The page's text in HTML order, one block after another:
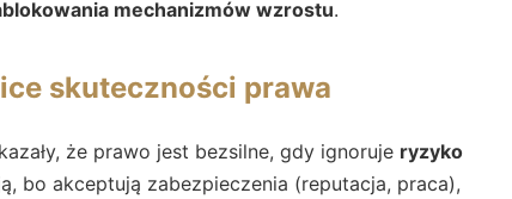
mechanizmów wzrostu.
skuteczności prawa
że prawo jest bezsilne, gdy ignoruje ryzyko
bo akceptują zabezpieczenia (reputacja, praca),